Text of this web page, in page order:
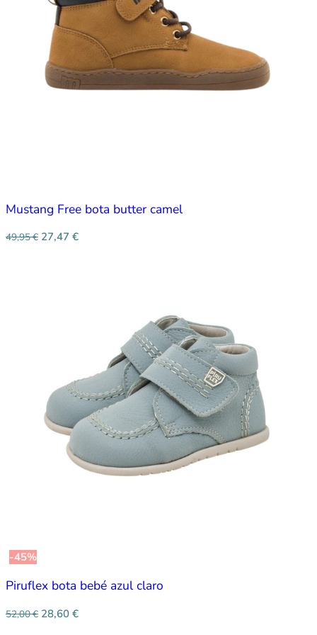
Mustang Free bota butter camel
49,95€ 27,47 €
-45%
Piruflex bota bebé azul claro
52,00€ 28,60 €